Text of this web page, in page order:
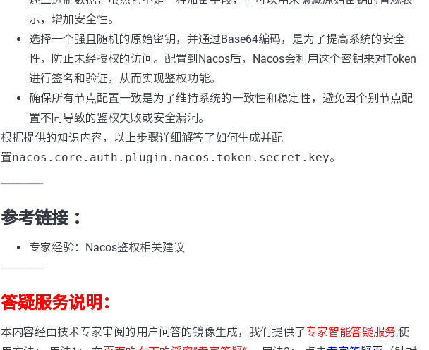
示，增加安全性。
选择一个强且随机的原始密钥，并通过Base64编码，是为了提高系统的安全
性，防止未经授权的访问。配置到Nacos后，Nacos会利用这个密钥来对Token
进行签名和验证，从而实现鉴权功能。
确保所有节点配置一致是为了维持系统的一致性和稳定性，避免因个别节点配
置不同导致的鉴权失败或安全漏洞。
根据提供的知识内容，以上步骤详细解答了如何生成并配
置nacos.core.auth.plugin.nacos.token.secret.key。
---------------
参考链接 ：
专家经验：Nacos鉴权相关建议
---------------
答疑服务说明：
本内容经由技术专家审阅的用户问答的镜像生成，我们提供了专家智能答疑服务,使